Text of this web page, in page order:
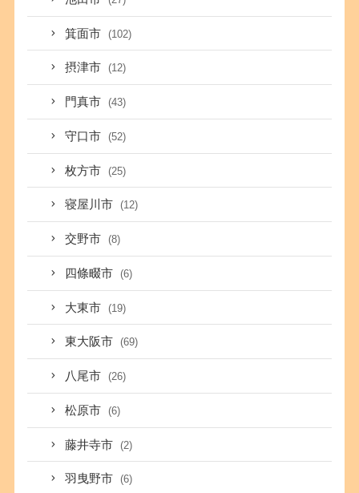
箕面市 (102)
摂津市 (12)
門真市 (43)
守口市 (52)
枚方市 (25)
寝屋川市 (12)
交野市 (8)
四條畷市 (6)
大東市 (19)
東大阪市 (69)
八尾市 (26)
松原市 (6)
藤井寺市 (2)
羽曳野市 (6)